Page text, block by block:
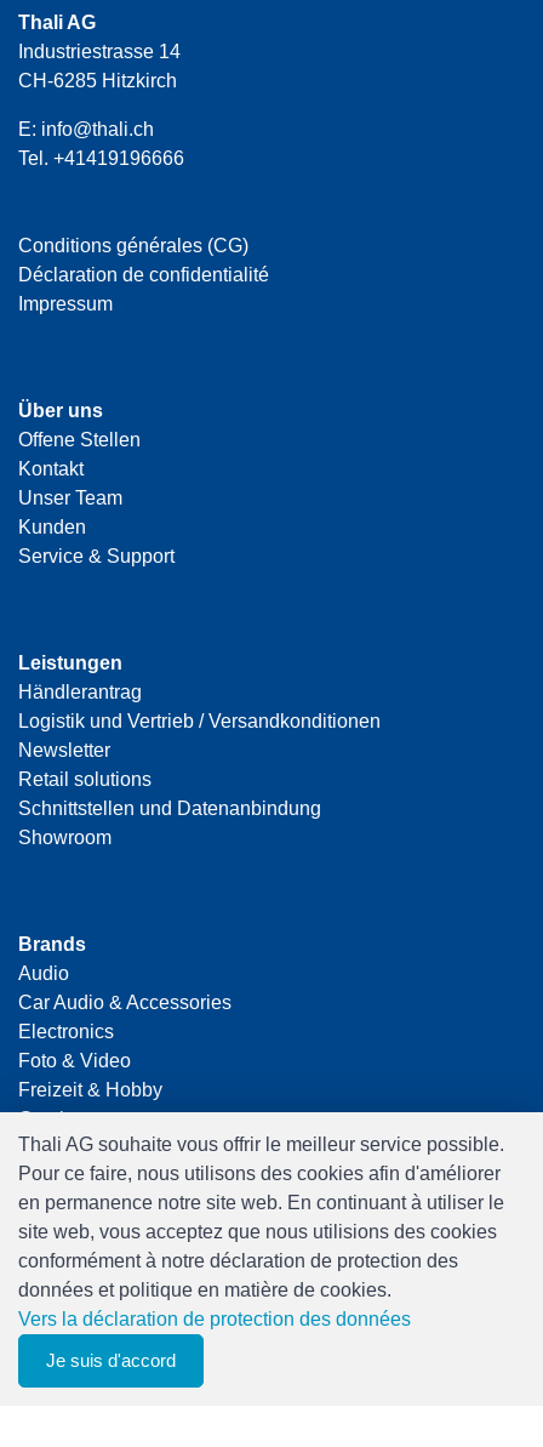
Liste de suivi
Thali AG
Industriestrasse 14
CH-6285 Hitzkirch
E: info@thali.ch
Tel. +41419196666
Conditions générales (CG)
Déclaration de confidentialité
Impressum
Über uns
Offene Stellen
Kontakt
Unser Team
Kunden
Service & Support
Leistungen
Händlerantrag
Logistik und Vertrieb / Versandkonditionen
Newsletter
Retail solutions
Schnittstellen und Datenanbindung
Showroom
Brands
Audio
Car Audio & Accessories
Electronics
Foto & Video
Freizeit & Hobby
Gaming
Haushalt
Home Office & Business
Merchandising
Smart Home
Spielwaren
Travel
Thali AG souhaite vous offrir le meilleur service possible.
Pour ce faire, nous utilisons des cookies afin d'améliorer
en permanence notre site web. En continuant à utiliser le
site web, vous acceptez que nous utilisions des cookies
conformément à notre déclaration de protection des
données et politique en matière de cookies.
Vers la déclaration de protection des données
Je suis d'accord